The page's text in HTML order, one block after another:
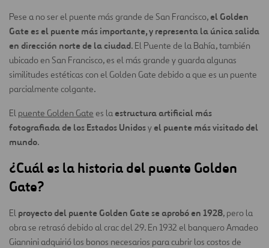
Pese a no ser el puente más grande de San Francisco, el Golden
Gate es el puente más importante, y representa la única salida
en dirección norte de la ciudad. El Puente de la Bahía, también
ubicado en San Francisco, es el más grande y guarda algunas
similitudes estéticas con el Golden Gate debido a que es un puente
parcialmente colgante.
El puente Golden Gate es la estructura artificial más
fotografiada de los Estados Unidosy el puente más visitado del
mundo.
¿Cuál es la historia del puente Golden
Gate?
El proyecto del puente Golden Gate se aprobó en 1928, pero la
obra se retrasó debido al crac del 29. En 1932 el banquero Amadeo
Giannini adquirió los bonos necesarios para cubrir los costos de